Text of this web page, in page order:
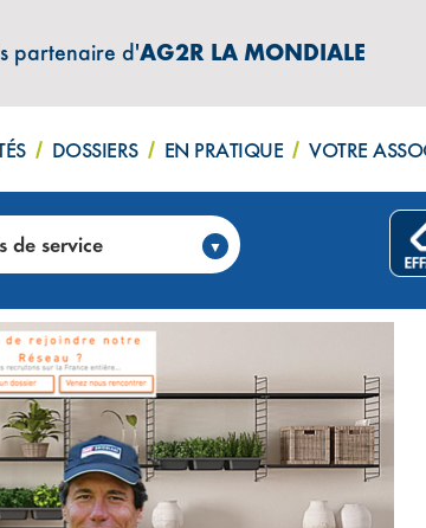
partenaire d'AG2R LA MONDIALE
DOSSIERS EN PRATIQUE VOTRE
de service
– SOS Bricolage (54)